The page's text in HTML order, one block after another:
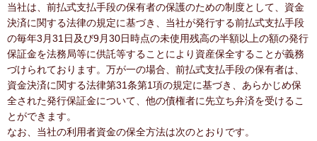
当社は、前払式支払手段の保有者の保護のための制度として、資金
決済に関する法律の規定に基づき、当社が発行する前払式支払手段
の毎年3月31日及び9月30日時点の未使用残高の半額以上の額の発行
保証金を法務局等に供託等することにより資産保全することが義務
づけられております。万が一の場合、前払式支払手段の保有者は、
資金決済に関する法律第31条第1項の規定に基づき、あらかじめ保
全された発行保証金について、他の債権者に先立ち弁済を受けるこ
とができます。
なお、当社の利用者資金の保全方法は次のとおりです。